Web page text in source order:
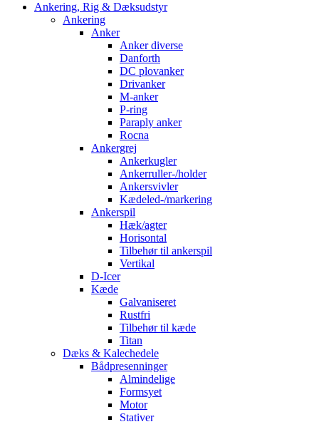
Ankering, Rig & Dæksudstyr
Ankering
Anker
Anker diverse
Danforth
DC plovanker
Drivanker
M-anker
P-ring
Paraply anker
Rocna
Ankergrej
Ankerkugler
Ankerruller-/holder
Ankersvivler
Kædeled-/markering
Ankerspil
Hæk/agter
Horisontal
Tilbehør til ankerspil
Vertikal
D-Icer
Kæde
Galvaniseret
Rustfri
Tilbehør til kæde
Titan
Dæks & Kalechedele
Bådpresenninger
Almindelige
Formsyet
Motor
Stativer